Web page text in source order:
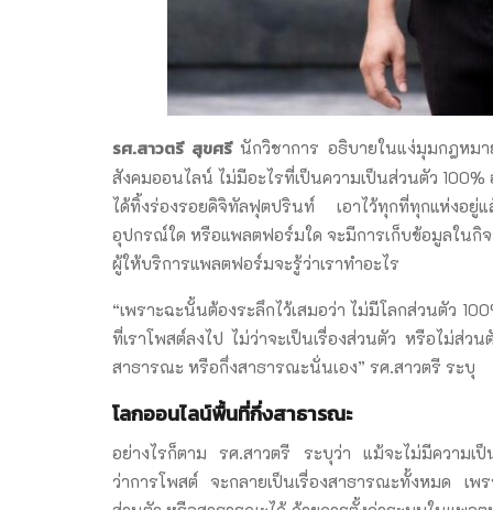
รศ.สาวตรี สุขศรีนักวิชาการ อธิบายในแง่มุมกฎหม
สังคมออนไลน์ ไม่มีอะไรที่เป็นความเป็นส่วนตัว
ได้ทิ้งร่องรอยดิจิทัลฟุตปรินท์ เอาไว้ทุกที่ทุกแห่งอยู่
อุปกรณ์ใด หรือแพลตฟอร์มใด จะมีการเก็บข้อมูลในกิ
ผู้ให้บริการแพลตฟอร์มจะรู้ว่าเราทำอะไร
“เพราะฉะนั้นต้องระลึกไว้เสมอว่า ไม่มีโลกส่วนตัว
ที่เราโพสต์ลงไป ไม่ว่าจะเป็นเรื่องส่วนตัว หรือไม่ส่
สาธารณะ หรือกึ่งสาธารณะนั่นเอง” รศ.สาวตรี ระบุ
โลกออนไลน์พื้นที่กึ่งสาธารณะ
อย่างไรก็ตาม รศ.สาวตรี ระบุว่า แม้จะไม่มีความเ
ว่าการโพสต์ จะกลายเป็นเรื่องสาธารณะทั้งหมด เ